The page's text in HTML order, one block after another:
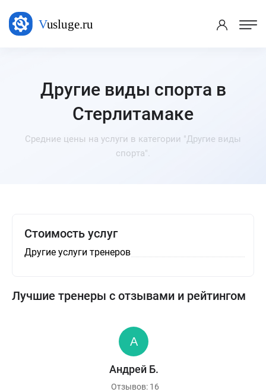
Другие виды спорта в
Стерлитамаке
Средние цены на услуги в категории "Другие виды
спорта".
Стоимость услуг
Другие услуги тренеров
Лучшие тренеры с отзывами и рейтингом
Андрей Б.
Отзывов: 16